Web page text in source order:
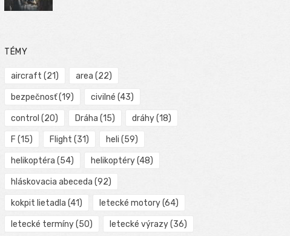
TÉMY
aircraft (21) area (22)
bezpečnosť(19) civilné (43)
control (20) Dráha (15) dráhy(18)
F (15) Flight (31) heli (59)
helikoptéra (54) helikoptéry(48)
hláskovacia abeceda (92)
kokpit lietadla (41) letecké motory(64)
letecké termíny(50) letecké výrazy(36)